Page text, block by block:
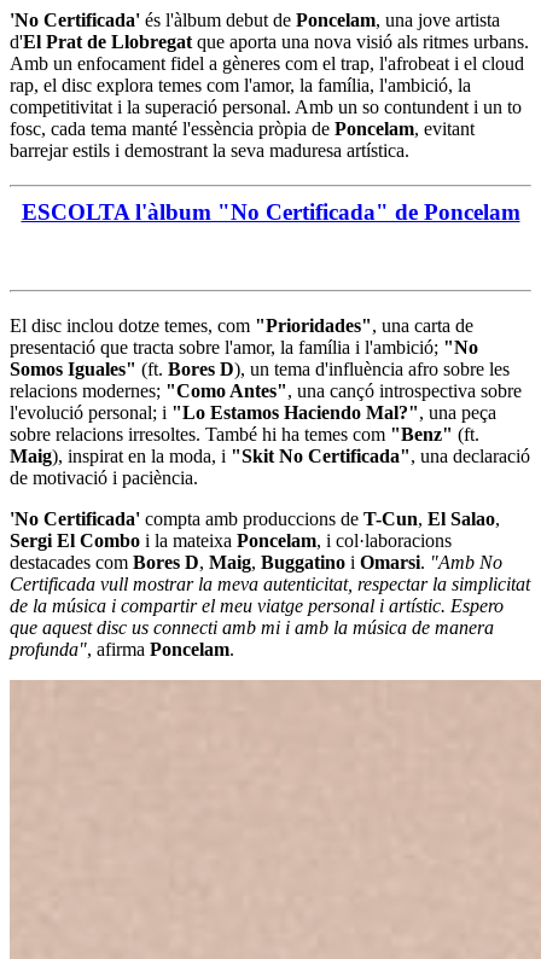
'No Certificada' és l'àlbum debut de Poncelam, una jove artista
d'El Prat de Llobregatque aporta una nova visió als ritmes urbans.
Amb un enfocament fidel a gèneres com el trap, l'afrobeat i el cloud
rap, el disc explora temes com l'amor, la família, l'ambició, la
competitivitat i la superació personal. Amb un so contundent i un to
fosc, cada tema manté l'essència pròpia de Poncelam, evitant
barrejar estils i demostrant la seva maduresa artística.
ESCOLTA l'àlbum "No Certificada" de Poncelam
El disc inclou dotze temes, com "Prioridades", una carta de
presentació que tracta sobre l'amor, la família i l'ambició; "No
Somos Iguales" (ft. Bores D), un tema d'influència afro sobre les
relacions modernes; "Como Antes", una cançó introspectiva sobre
l'evolució personal; i "Lo Estamos Haciendo Mal?", una peça
sobre relacions irresoltes. També hi ha temes com "Benz" (ft.
Maig), inspirat en la moda, i "Skit No Certificada", una declaració
de motivació i paciència.
'No Certificada' compta amb produccions de T-Cun, El Salao,
Sergi El Combo i la mateixa Poncelam, i col·laboracions
destacades com Bores D, Maig, Buggatino i Omarsi. "Amb No
Certificada vull mostrar la meva autenticitat, respectar la simplicitat
de la música i compartir el meu viatge personal i artístic. Espero
que aquest disc us connecti amb mi i amb la música de manera
profunda", afirma Poncelam.